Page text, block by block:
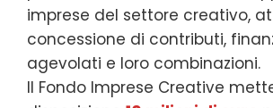
imprese del settore creativo,
concessione di contributi,
agevolati e loro combinazioni.
Il Fondo Imprese Creative